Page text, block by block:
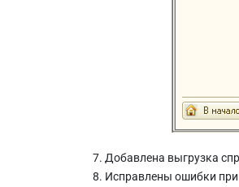
Добавлена выгрузка
Исправлены ошибки